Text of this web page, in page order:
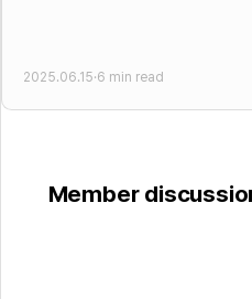
2025.06.15·6 min read
Member